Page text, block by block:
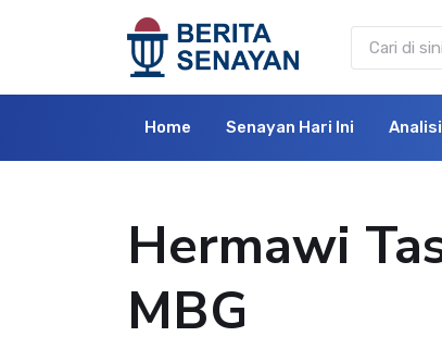
Home Senayan Hari Ini
Hermawi
MBG